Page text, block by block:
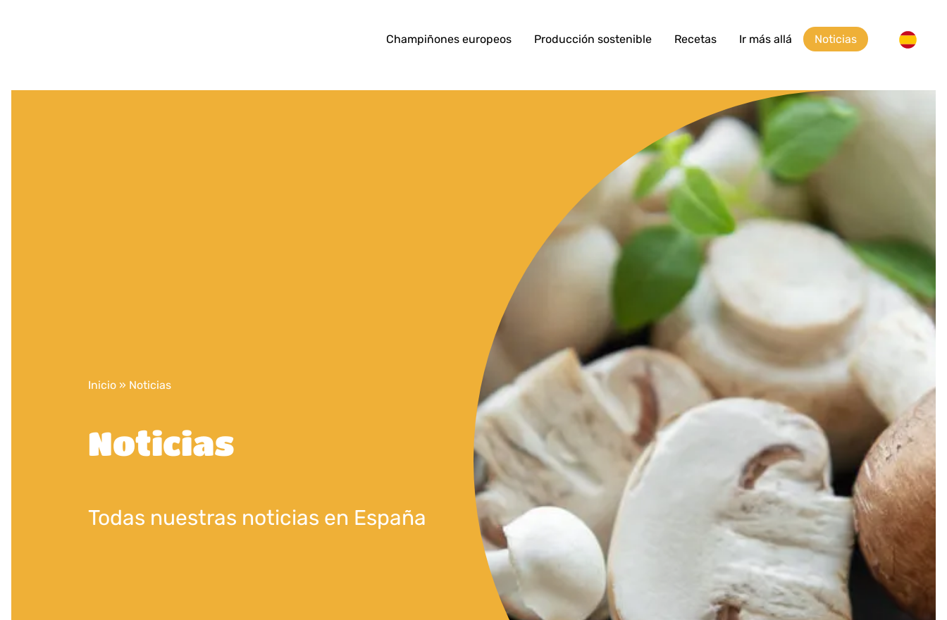
Champiñones europeos Producción sostenible Recetas Ir más allá Noticias
Inicio » Noticias
Noticias
Todas nuestras noticias en España